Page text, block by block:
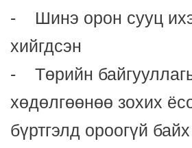
- Шинэ орон сууц
хийгдсэн
- Төрийн
хөдөлгөөнөө зохих
бүртгэлд ороогүй байх